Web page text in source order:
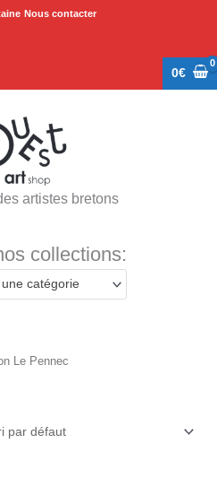
Nous contacter
0€
artistes bretons
collections:
catégorie
Le Pennec